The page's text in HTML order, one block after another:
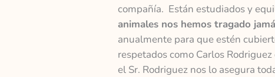
compañía. Están estudiados y
animales nos hemos tragado
anualmente para que estén
respetados como Carlos
el Sr. Rodriguez nos lo asegura